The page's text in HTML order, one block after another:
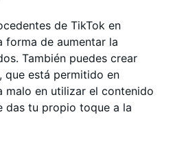
de TikTok en
forma de aumentar la
También puedes crear
que está permitido en
malo en utilizar el contenido
das tu propio toque a la